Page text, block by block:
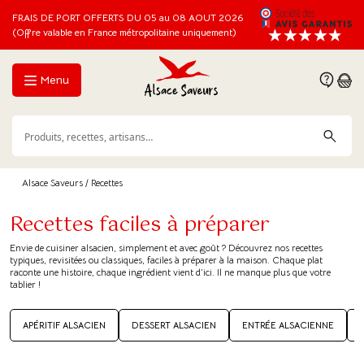
FRAIS DE PORT OFFERTS DU 05 au 08 AOUT 2026
(Offre valable en France métropolitaine uniquement)
Menu
Alsace Saveurs / Recettes
Recettes faciles à préparer
Envie de cuisiner alsacien, simplement et avec goût ? Découvrez nos recettes
typiques, revisitées ou classiques, faciles à préparer à la maison. Chaque plat
raconte une histoire, chaque ingrédient vient d’ici. Il ne manque plus que votre
tablier !
APÉRITIF ALSACIEN DESSERT ALSACIEN ENTRÉE ALSACIENNE